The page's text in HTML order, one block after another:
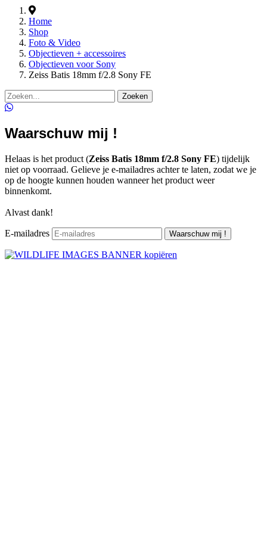
Home
Shop
Foto & Video
Objectieven + accessoires
Objectieven voor Sony
Zeiss Batis 18mm f/2.8 Sony FE
Zoeken
Waarschuw mij !
Helaas is het product (Zeiss Batis 18mm f/2.8 Sony FE) tijdelijk
niet op voorraad. Gelieve je e-mailadres achter te laten, zodat we je
op de hoogte kunnen houden wanneer het product weer
binnenkomt.
Alvast dank!
E-mailadres